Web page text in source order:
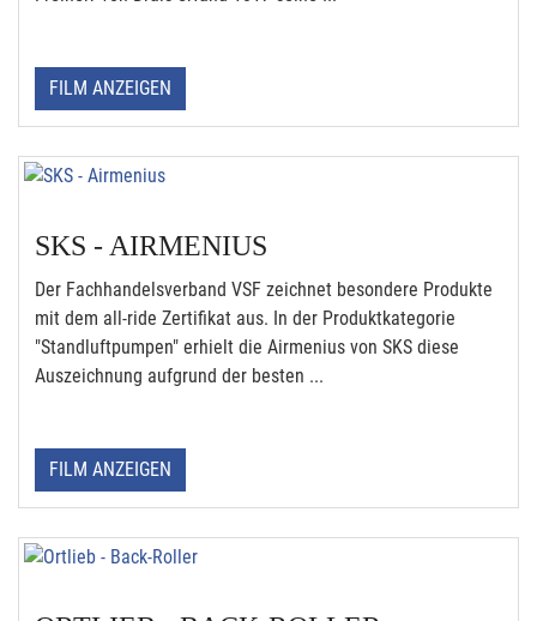
FILM ANZEIGEN
SKS - AIRMENIUS
Der Fachhandelsverband VSF zeichnet besondere Produkte
mit dem all-ride Zertifikat aus. In der Produktkategorie
"Standluftpumpen" erhielt die Airmenius von SKS diese
Auszeichnung aufgrund der besten ...
FILM ANZEIGEN